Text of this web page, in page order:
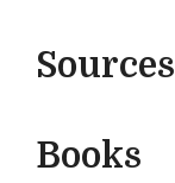
Sources
Books